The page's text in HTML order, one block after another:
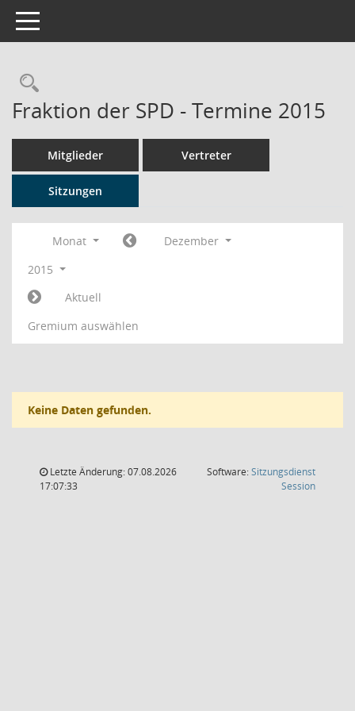
Toggle navigation
Rechercheauswahl
Fraktion der SPD - Termine 2015
Mitglieder Vertreter
Sitzungen
Monat
Dezember
2015
Aktuell
Gremium auswählen
Keine Daten gefunden.
Letzte Änderung: 07.08.2026
17:07:33
Software:Sitzungsdienst
Session(Wird in